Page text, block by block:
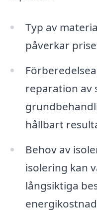
Typ av
påverkar
reparation av
hållbart
Behov av
isolering kan
långsiktiga